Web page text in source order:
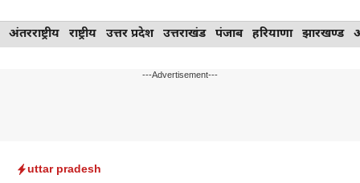
Skip
to
अंतरराष्ट्रीय राष्ट्रीय उत्तर प्रदेश उत्तराखंड पंजाब हरियाणा झारखण्ड
---Advertisement---
uttar pradesh